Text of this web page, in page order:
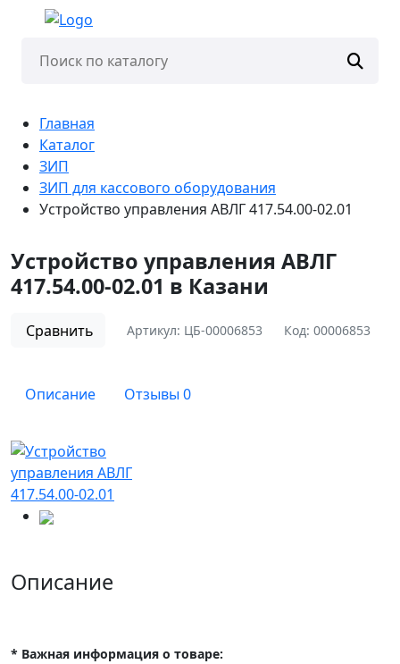
Главная
Каталог
ЗИП
ЗИП для кассового оборудования
Устройство управления АВЛГ 417.54.00-02.01
Устройство управления АВЛГ
417.54.00-02.01 в Казани
Сравнить Артикул: ЦБ-00006853 Код: 00006853
Описание Отзывы 0
Описание
* Важная информация о товаре: